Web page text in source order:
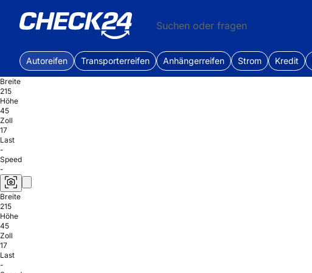
Suchen oder fragen
Autoreifen Transporterreifen Anhängerreifen Strom Kredit
Breite
215
Höhe
45
Zoll
17
Last
-
Speed
-
Breite
215
Höhe
45
Zoll
17
Last
-